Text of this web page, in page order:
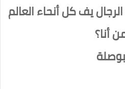
يف كل أنحاء العالم
أنا؟